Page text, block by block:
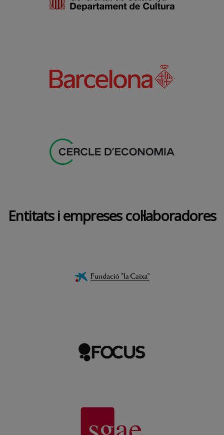
Entitats i empreses col·laboradores